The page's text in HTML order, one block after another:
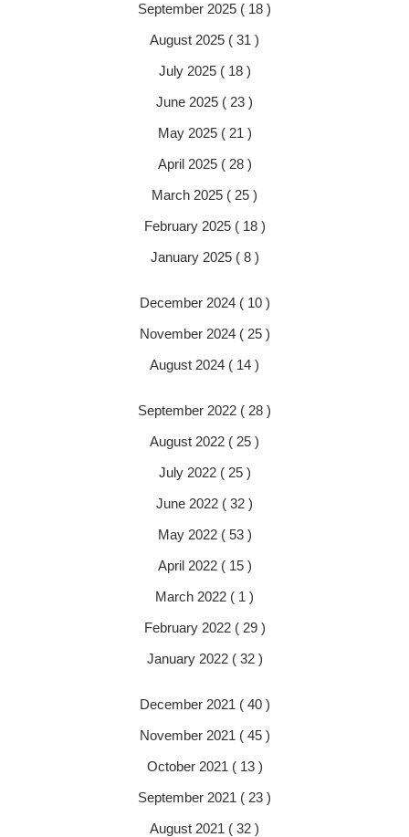
September 2025 ( 18 )
August 2025 ( 31 )
July 2025 ( 18 )
June 2025 ( 23 )
May 2025 ( 21 )
April 2025 ( 28 )
March 2025 ( 25 )
February 2025 ( 18 )
January 2025 ( 8 )
December 2024 ( 10 )
November 2024 ( 25 )
August 2024 ( 14 )
September 2022 ( 28 )
August 2022 ( 25 )
July 2022 ( 25 )
June 2022 ( 32 )
May 2022 ( 53 )
April 2022 ( 15 )
March 2022 ( 1 )
February 2022 ( 29 )
January 2022 ( 32 )
December 2021 ( 40 )
November 2021 ( 45 )
October 2021 ( 13 )
September 2021 ( 23 )
August 2021 ( 32 )